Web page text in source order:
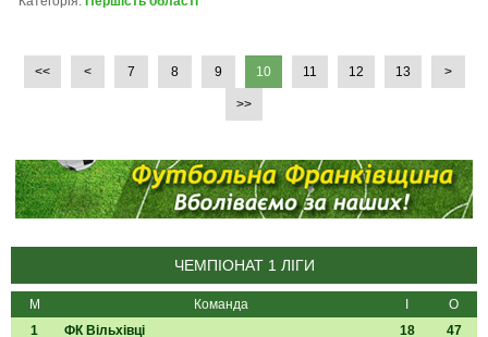
<< < 7 8 9 10 11 12 13 >
>>
ЧЕМПІОНАТ 1 ЛІГИ
М Команда
О
1
ФК Вільхівці 18 47